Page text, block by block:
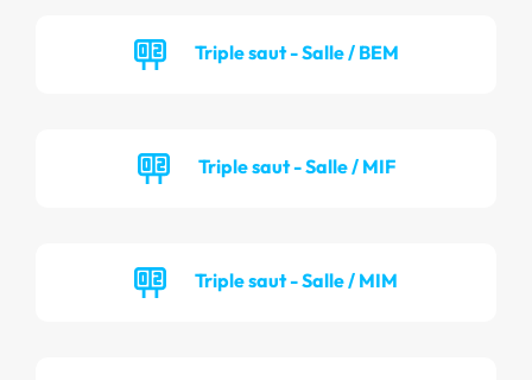
Triple saut - Salle / BEM
Triple saut - Salle / MIF
Triple saut - Salle / MIM